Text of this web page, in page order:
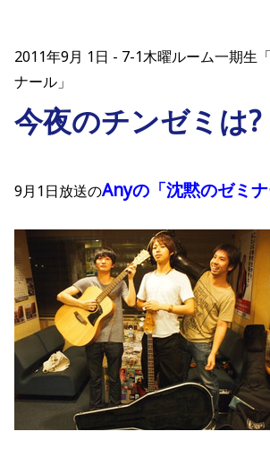
2011年9月 1日
7-1木曜ルーム一期生
ナール」
今夜のチンゼミは?
9月1日放送のAnyの「沈黙のゼミナ